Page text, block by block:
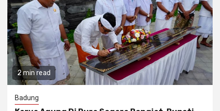
2 min read
Badung